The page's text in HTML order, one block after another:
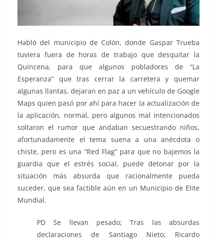
Habló del municipio de Colón, donde Gaspar Trueba
tuviera fuera de horas de trabajo que desquitar la
Quincena, para que algunos pobladores de “La
Esperanza” que tras cerrar la carretera y quemar
algunas llantas, dejaran en paz a un vehículo de Google
Maps quien pasó por ahí para hacer la actualización de
la aplicación, normal, pero algunos mal intencionados
soltaron el rumor que andaban secuestrando niños,
afortunadamente el tema suena a una anécdota o
chiste, pero es una “Red Flag” para que no bajemos la
guardia que el estrés social, puede detonar por la
situación más absurda que racionalmente pueda
suceder, que sea factible aún en un Municipio de Elite
Mundial.
PD Se llevan pesado; Tras las absurdas
declaraciones de Santiago Nieto; Ricardo